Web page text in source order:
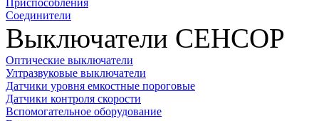
Приспособления
Соединители
Выключатели СЕНСОР
Оптические выключатели
Ултразвуковые выключатели
Датчики уровня емкостные пороговые
Датчики контроля скорости
Вспомогательное оборудование